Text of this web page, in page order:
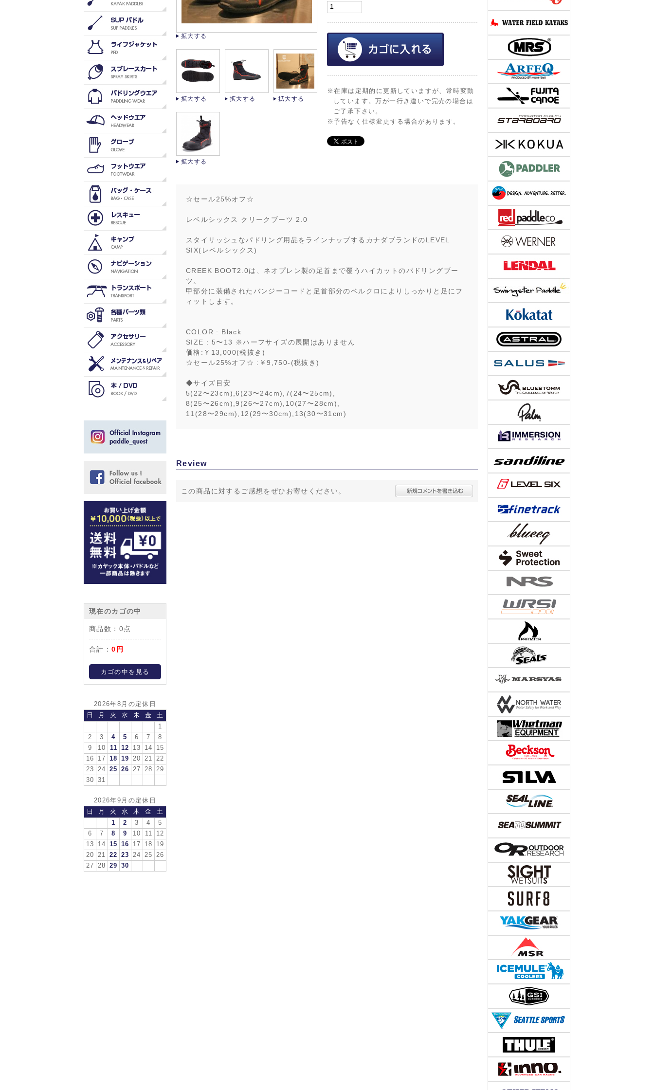
現在のカゴの中
商品数： 0点
合計：0円
カゴの中を見る
2026年8月の定休日
日
月 火 水 木 金
土
1
2
3 4 5 6 7
8
9
10 11 12 13 14
15
16
17 18 19 20 21
22
23
24 25 26 27 28
29
30
31
2026年9月の定休日
日
月 火 水 木 金
土
1
2 3 4
5
6
7 8 9 10 11
12
13
14 15 16 17 18
19
20
21 22 23 24 25
26
27
28 29 30
拡大する
拡大する 拡大する 拡大する
拡大する
※在庫は定期的に更新していますが、常時変動
しています。万が一行き違いで完売の場合は
ご了承下さい。
※予告なく仕様変更する場合があります。
☆セール25%オフ☆
レベルシックス クリークブーツ 2.0
スタイリッシュなパドリング用品をラインナップするカナダブランドのLEVEL
SIX(レベルシックス)
CREEK BOOT2.0は、ネオプレン製の足首まで覆うハイカットのパドリングブー
ツ。
甲部分に装備されたバンジーコードと足首部分のベルクロによりしっかりと足にフ
ィットします。
COLOR : Black
SIZE : 5〜13 ※ハーフサイズの展開はありません
価格:￥13,000(税抜き)
☆セール25%オフ☆ :￥9,750-(税抜き)
◆サイズ目安
5(22〜23cm),6(23〜24cm),7(24〜25cm),
8(25〜26cm),9(26〜27cm),10(27〜28cm),
11(28〜29cm),12(29〜30cm),13(30〜31cm)
Review
この商品に対するご感想をぜひお寄せください。